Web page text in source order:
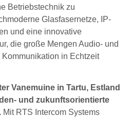
Betriebstechnik zu
Glasfasernetze, IP-
und eine innovative
die große Mengen Audio- und
in Echtzeit
Vanemuine in Tartu, Estland
und zukunftsorientierte
Mit RTS Intercom Systems